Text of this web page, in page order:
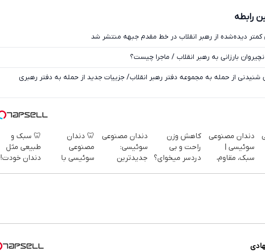
رابطه
دیده‌شده از رهبر انقلاب در خط مقدم جبهه منتشر شد
بارزانی به رهبر انقلاب / ماجرا چیست؟
شنیدنی از حمله به مجموعه دفتر رهبر انقلاب/ جزییات جدید از حمله به دفتر رهبری
دندان مصنوعی
سوئیسی |
سبک، مقاوم،
کاهش وزن
راحت و بی
دردسر میخوای؟
دندان مصنوعی
سوئیسی:
جدیدترین
🦷 دندان
مصنوعی
سوئیسی با
🦷 سبک و
طبیعی مثل
دندان خودت!